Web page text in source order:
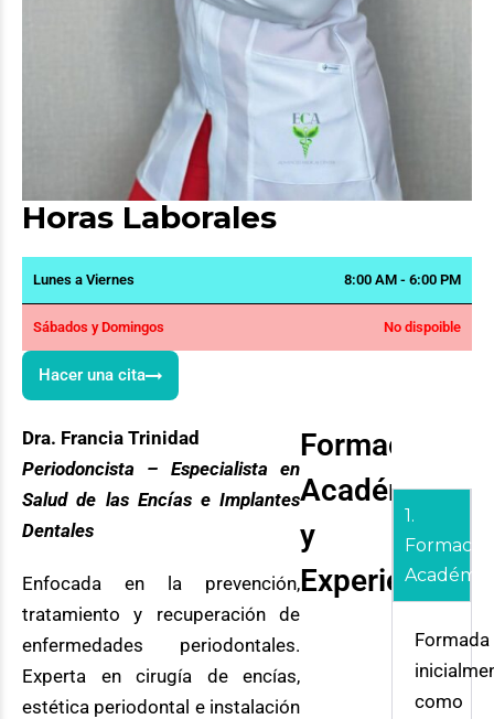
Horas Laborales
Lunes a Viernes 8:00 AM - 6:00 PM
Sábados y Domingos No dispoible
Hacer una cita
Dra. Francia Trinidad
Periodoncista – Especialista en
Salud de las Encías e Implantes
Dentales
Enfocada en la prevención,
tratamiento y recuperación de
enfermedades periodontales.
Experta en cirugía de encías,
estética periodontal e instalación
Formación
Académica
y
Experiencia:
1.
Formada
como